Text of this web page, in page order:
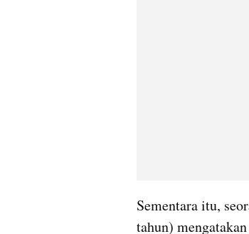
Sementara itu,
tahun)